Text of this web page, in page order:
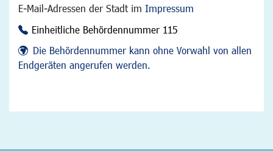
E-Mail-Adressen der Stadt im Impressum
Einheitliche Behördennummer 115
Die Behördennummer kann ohne Vorwahl von allen
Endgeräten angerufen werden.